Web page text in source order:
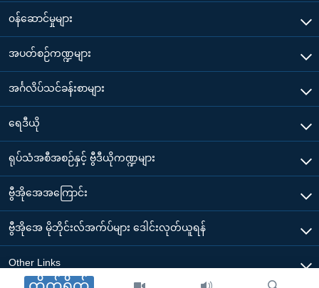
၀န်ဆောင်မှုများ
အပတ်စဉ်ကဏ္ဍများ
အင်္ဂလိပ်သင်ခန်းစာများ
ရေဒီယို
ရုပ်သံအစီအစဉ်နှင့် ဗွီဒီယိုကဏ္ဍများ
ဗွီအိုအေအကြောင်း
ဗွီအိုအေ မိုဘိုင်းလ်အက်ပ်များ ဒေါင်းလုတ်ယူရန်
Other Links